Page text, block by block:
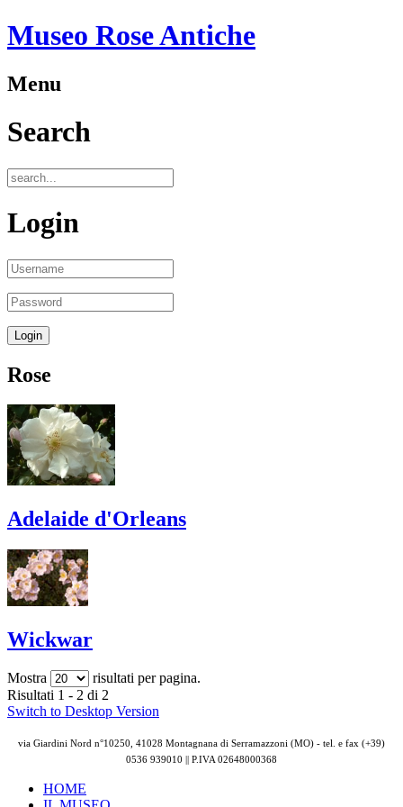
Museo Rose Antiche
Menu
Search
Login
Rose
Adelaide d'Orleans
Wickwar
Mostra
risultati per pagina.
Risultati 1 - 2 di 2
Switch to Desktop Version
via Giardini Nord n°10250, 41028 Montagnana di Serramazzoni (MO) - tel. e fax (+39)
0536 939010 || P.IVA 02648000368
HOME